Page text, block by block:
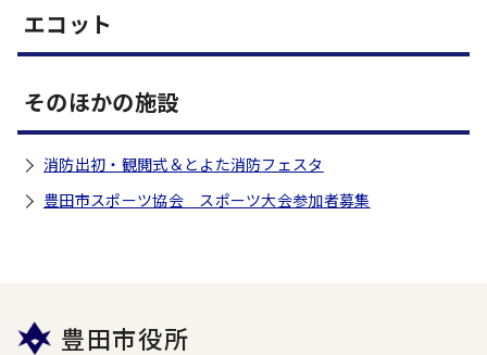
エコット
そのほかの施設
消防出初・観閲式＆とよた消防フェスタ
豊田市スポーツ協会 スポーツ大会参加者募集
豊田市役所